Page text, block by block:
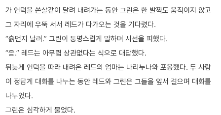
가 언덕을 쏜살같이 달려 내려가는 동안 그린은 한 발짝도 움직이지 않고
그 자리에 우뚝 서서 레드가 다가오는 것을 기다렸다.
“흙먼지 날려.” 그린이 퉁명스럽게 말하며 시선을 피했다.
“응.” 레드는 아무렴 상관없다는 식으로 대답했다.
뒤늦게 언덕을 따라 내려온 레드의 엄마는 나리누나와 포옹했다. 두 사람
이 정답게 대화를 나누는 동안 레드와 그린은 그들을 앞서 걸으며 대화를
나누었다.
그린은 심각하게 물었다.